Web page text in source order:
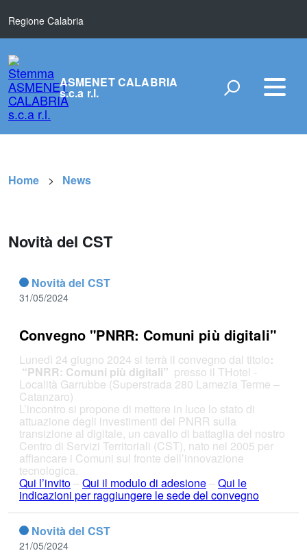
Regione Calabria
ASMENET CALABRIA
s.c.a r.l.
Home News
Novità del CST
Novità del CST
31/05/2024
Convegno "PNRR: Comuni più digitali"
Lunedì 24 giugno 2024 si terrà il convegno dal titolo:
“PNRR: Comuni più digitali” presso il THotel -
Località Garrubbe (Superstrada 280 Lamezia Terme –
Catanzaro)
L’incontro si propone di mettere in luce lo stato di
attuazione degli investimenti del PNRR sulla
transizione al digitale, un cavallo di battaglia del nostro
Centro di Servizi Territoriali (CST), nato nel 2005 per
affiancare i Comuni sul fronte dell’innovazione
tecnologica.
Qui l’invito–Qui il modulo di adesione–Qui le
indicazioni per raggiungere le sede del convegno
Novità del CST
21/05/2024